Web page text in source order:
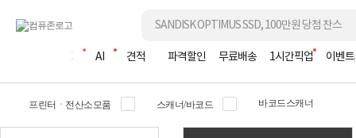
조립PC AI 견적 파격할인 무료배송 1시간픽업 이벤트
프린터ㆍ전산소모품 스캐너/바코드 바코드스캐너